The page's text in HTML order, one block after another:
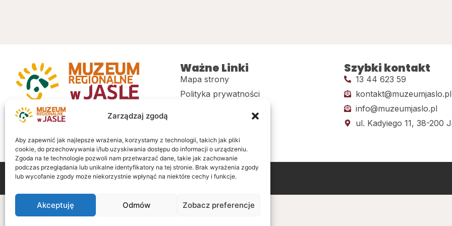
Zarządzaj zgodą
Aby zapewnić jak najlepsze wrażenia, korzystamy z technologii, takich jak pliki
cookie, do przechowywania i/lub uzyskiwania dostępu do informacji o urządzeniu.
Zgoda na te technologie pozwoli nam przetwarzać dane, takie jak zachowanie
podczas przeglądania lub unikalne identyfikatory na tej stronie. Brak wyrażenia zgody
lub wycofanie zgody może niekorzystnie wpłynąć na niektóre cechy i funkcje.
Akceptuję Odmów Zobacz preferencje
Muzeum regionalne w Jaśle im. dr.
Stanisława Kadyiego
Ważne Linki
Mapa strony
Polityka prywatności
Sklep
Szybki kontakt
13 44 623 59
kontakt@muzeumjaslo.pl
info@muzeumjaslo.pl
ul. Kadyiego 11, 38-200
Wszelkie prawa zastrzeżoneRealizacja: LiderOnline